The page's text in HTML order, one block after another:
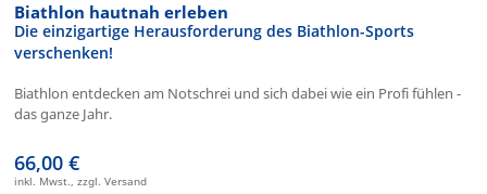
Biathlon hautnah erleben
Die einzigartige Herausforderung des Biathlon-Sports
verschenken!
Biathlon entdecken am Notschrei und sich dabei wie ein Profi fühlen -
das ganze Jahr.
66,00 €
inkl. Mwst., zzgl. Versand